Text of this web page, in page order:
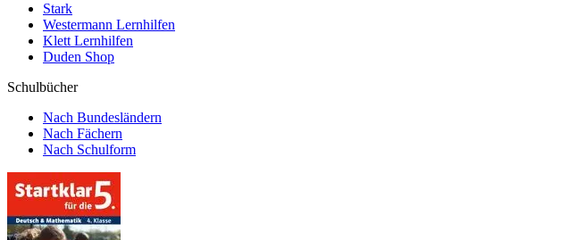
Stark
Westermann Lernhilfen
Klett Lernhilfen
Duden Shop
Schulbücher
Nach Bundesländern
Nach Fächern
Nach Schulform